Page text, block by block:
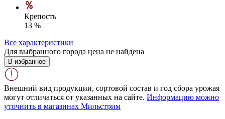
Крепость
13 %
Все характеристики
Для выбранного города цена не найдена
В избранное
Внешний вид продукции, сортовой состав и год сбора урожая
могут отличаться от указанных на сайте. Информацию можно
уточнить в магазинах Мильстрим